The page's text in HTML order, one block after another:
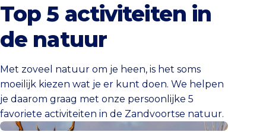
Top 5 activiteiten in
de natuur
Met zoveel natuur om je heen, is het soms
moeilijk kiezen wat je er kunt doen. We helpen
je daarom graag met onze persoonlijke 5
favoriete activiteiten in de Zandvoortse natuur.
Herten Route